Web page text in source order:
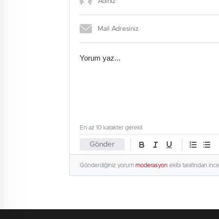
Gönder
En az 10 karakter gerekli
Gönderdiğiniz yorum moderasyon ekibi tarafından